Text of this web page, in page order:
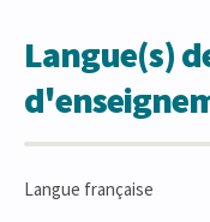
Langue(s)
Langue française